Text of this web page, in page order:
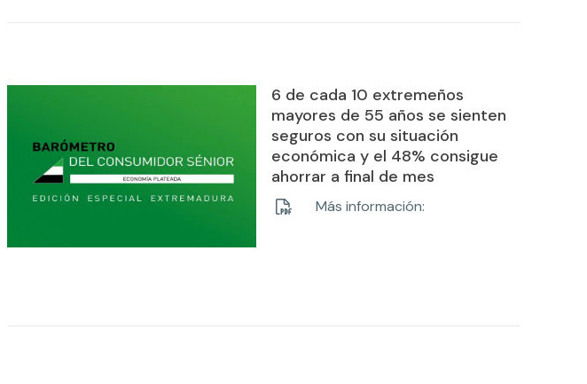
6 de cada 10 extremeños
mayores de 55 años se sienten
seguros con su situación
económica y el 48% consigue
ahorrar a final de mes
Más información: